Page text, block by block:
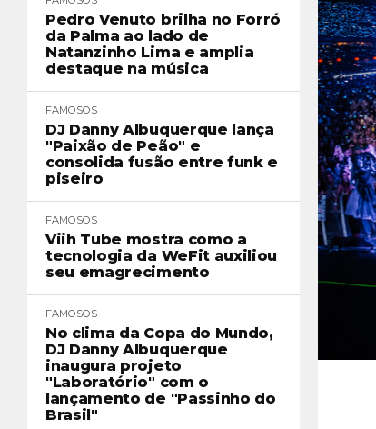
Pedro Venuto brilha no Forró
da Palma ao lado de
Natanzinho Lima e amplia
destaque na música
FAMOSOS
DJ Danny Albuquerque lança
"Paixão de Peão" e
consolida fusão entre funk e
piseiro
FAMOSOS
Viih Tube mostra como a
tecnologia da WeFit auxiliou
seu emagrecimento
FAMOSOS
No clima da Copa do Mundo,
DJ Danny Albuquerque
inaugura projeto
"Laboratório" com o
lançamento de "Passinho do
Brasil"